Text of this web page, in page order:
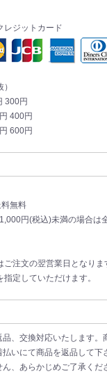
レジットカード
300円
400円
600円
無料
円(税込)未満の場合は
注文の翌営業日となりま
定していただけます。
、交換対応いたします。
いにて商品を返品して下
、あらかじめご了承くだ